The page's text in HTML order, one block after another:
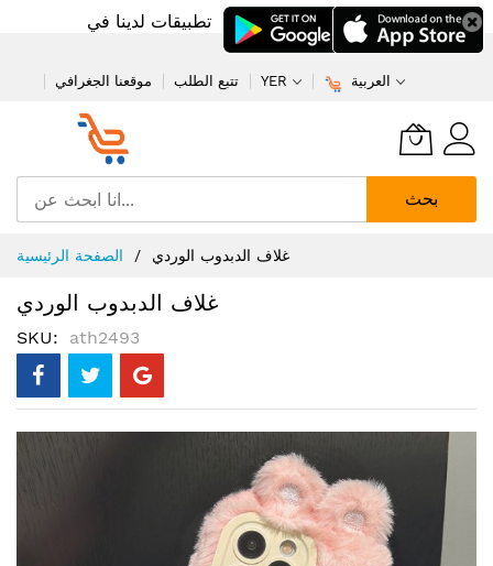
تطبيقات لدينا في
موقعنا الجغرافي تتبع الطلب YER العربية
بحث
إلى
الصفحة الرئيسية غلاف الدبدوب الوردي
غلاف الدبدوب الوردي
SKU ath2493
انتقل